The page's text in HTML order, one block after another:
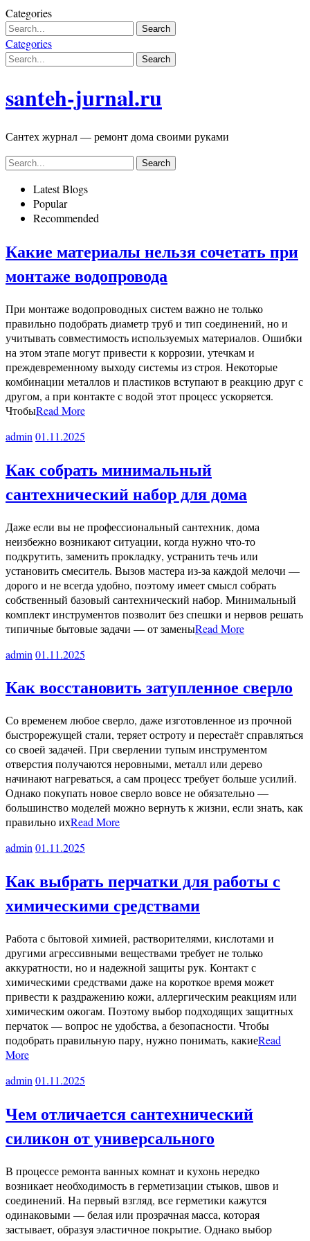
Skip
to
content
Categories
Categories
santeh-jurnal.ru
Сантех журнал — ремонт дома своими руками
Latest Blogs
Popular
Recommended
Какие материалы нельзя сочетать при
монтаже водопровода
При монтаже водопроводных систем важно не только
правильно подобрать диаметр труб и тип соединений, но и
учитывать совместимость используемых материалов. Ошибки
на этом этапе могут привести к коррозии, утечкам и
преждевременному выходу системы из строя. Некоторые
комбинации металлов и пластиков вступают в реакцию друг с
другом, а при контакте с водой этот процесс ускоряется.
ЧтобыRead More
admin 01.11.2025
Как собрать минимальный
сантехнический набор для дома
Даже если вы не профессиональный сантехник, дома
неизбежно возникают ситуации, когда нужно что-то
подкрутить, заменить прокладку, устранить течь или
установить смеситель. Вызов мастера из-за каждой мелочи —
дорого и не всегда удобно, поэтому имеет смысл собрать
собственный базовый сантехнический набор. Минимальный
комплект инструментов позволит без спешки и нервов решать
типичные бытовые задачи — от заменыRead More
admin 01.11.2025
Как восстановить затупленное сверло
Со временем любое сверло, даже изготовленное из прочной
быстрорежущей стали, теряет остроту и перестаёт справляться
со своей задачей. При сверлении тупым инструментом
отверстия получаются неровными, металл или дерево
начинают нагреваться, а сам процесс требует больше усилий.
Однако покупать новое сверло вовсе не обязательно —
большинство моделей можно вернуть к жизни, если знать, как
правильно ихRead More
admin01.11.2025
Как выбрать перчатки для работы с
химическими средствами
Работа с бытовой химией, растворителями, кислотами и
другими агрессивными веществами требует не только
аккуратности, но и надежной защиты рук. Контакт с
химическими средствами даже на короткое время может
привести к раздражению кожи, аллергическим реакциям или
химическим ожогам. Поэтому выбор подходящих защитных
перчаток — вопрос не удобства, а безопасности. Чтобы
подобрать правильную пару, нужно понимать, какиеRead
More
admin 01.11.2025
Чем отличается сантехнический
силикон от универсального
В процессе ремонта ванных комнат и кухонь нередко
возникает необходимость в герметизации стыков, швов и
соединений. На первый взгляд, все герметики кажутся
одинаковыми — белая или прозрачная масса, которая
застывает, образуя эластичное покрытие. Однако выбор